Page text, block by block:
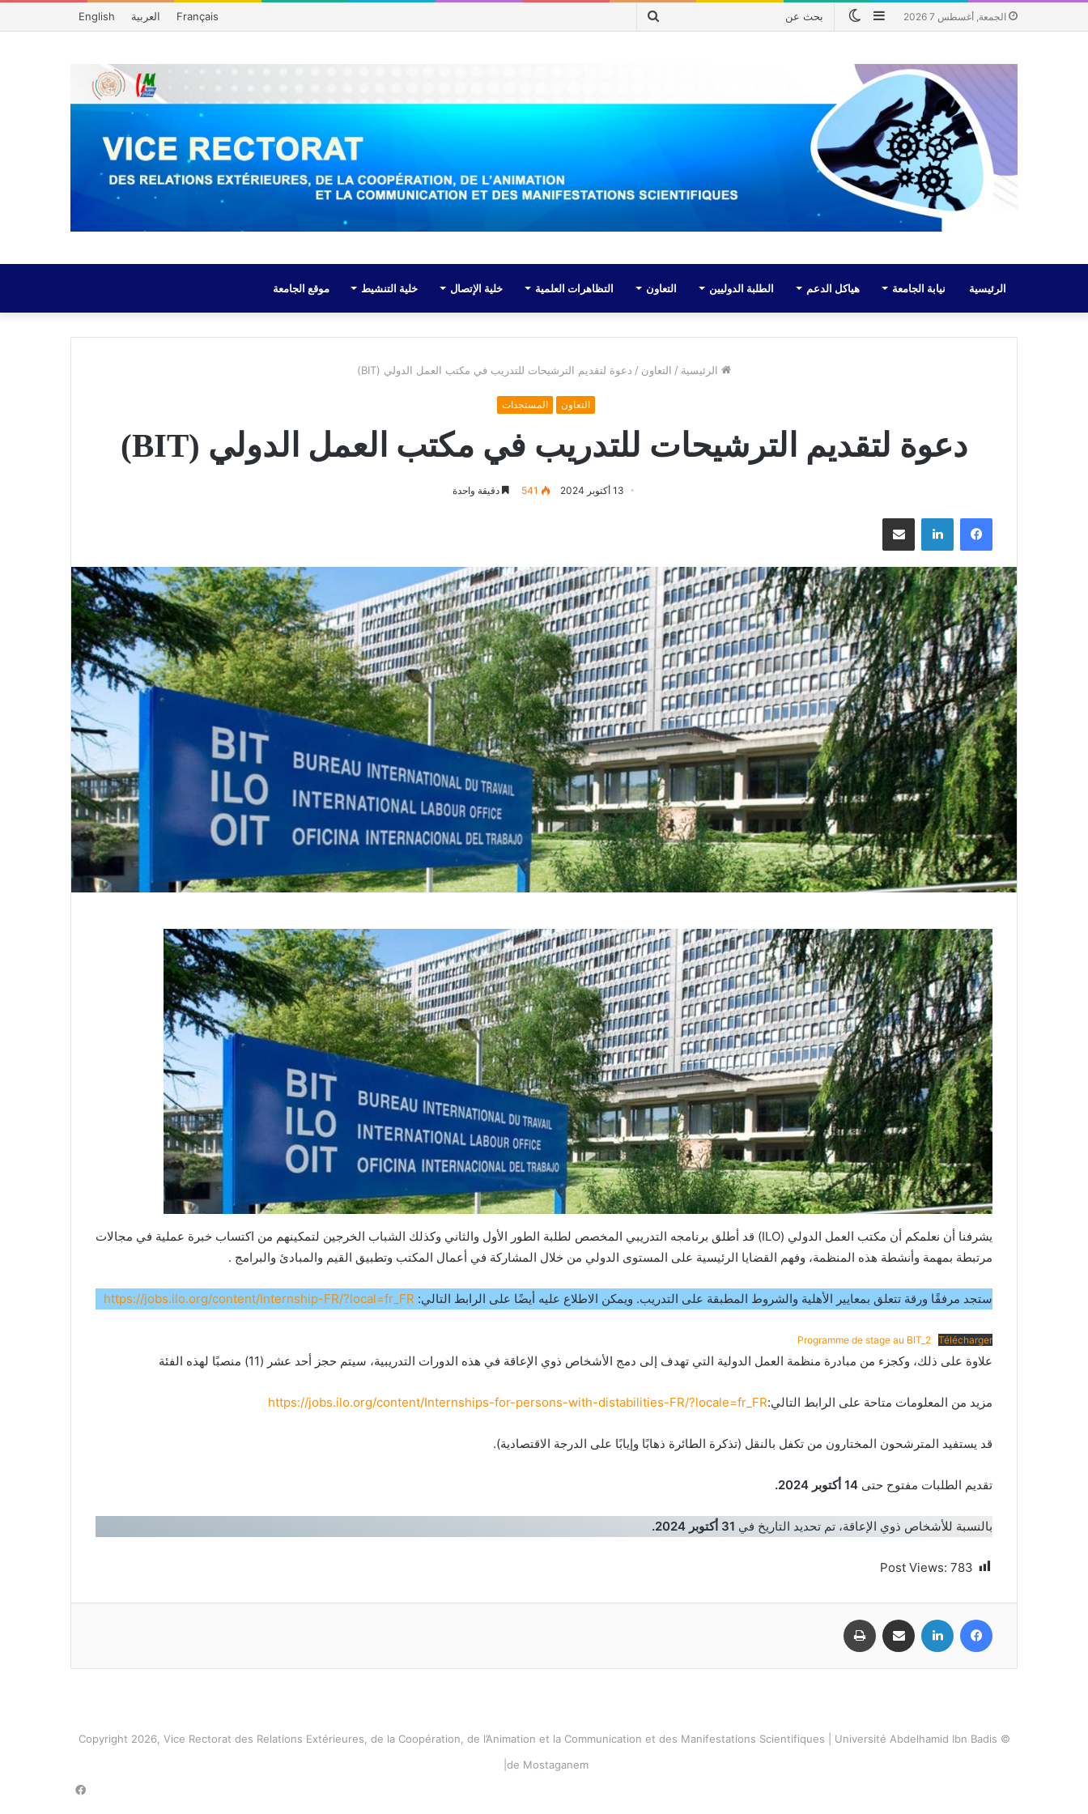
الجمعة, أغسطس 7 2026
بحث
الوضع إضافة
جانبي
Français العربية English
الرئيسية نيابة الجامعة هياكل الدعم الطلبة الدوليين التعاون التظاهرات العلمية خلية الإتصال خلية التنشيط موقع الجامعة
الرئيسية / التعاون / دعوة لتقديم الترشيحات للتدريب في مكتب العمل الدولي (BIT)
التعاون المستجدات
دعوة لتقديم الترشيحات للتدريب في مكتب العمل الدولي (BIT)
13 أكتوبر 2024 541 دقيقة واحدة
فيسبوك لينكدإن مشاركة عبر البريد
يشرفنا أن نعلمكم أن مكتب العمل الدولي (ILO) قد أطلق برنامجه التدريبي المخصص لطلبة الطور الأول والثاني وكذلك الشباب الخرجين لتمكينهم من اكتساب خبرة عملية في مجالات
مرتبطة بمهمة وأنشطة هذه المنظمة، وفهم القضايا الرئيسية على المستوى الدولي من خلال المشاركة في أعمال المكتب وتطبيق القيم والمبادئ والبرامج .
ستجد مرفقًا ورقة تتعلق بمعايير الأهلية والشروط المطبقة على التدريب. ويمكن الاطلاع عليه أيضًا على الرابط التالي: https://jobs.ilo.org/content/Internship-FR/?local=fr_FR
Programme de stage au BIT_2 Télécharger
علاوة على ذلك، وكجزء من مبادرة منظمة العمل الدولية التي تهدف إلى دمج الأشخاص ذوي الإعاقة في هذه الدورات التدريبية، سيتم حجز أحد عشر (11) منصبًا لهذه الفئة
مزيد من المعلومات متاحة على الرابط التالي:https://jobs.ilo.org/content/Internships-for-persons-with-distabilities-FR/?locale=fr_FR
قد يستفيد المترشحون المختارون من تكفل بالنقل (تذكرة الطائرة ذهابًا وإيابًا على الدرجة الاقتصادية).
تقديم الطلبات مفتوح حتى 14 أكتوبر 2024.
بالنسبة للأشخاص ذوي الإعاقة، تم تحديد التاريخ في 31 أكتوبر 2024.
Post Views: 783
فيسبوك لينكدإن مشاركة عبر البريد
© Copyright 2026, Vice Rectorat des Relations Extérieures, de la Coopération, de l’Animation et la Communication et des Manifestations Scientifiques | Université Abdelhamid Ibn Badis
de Mostaganem|
فيسبوك